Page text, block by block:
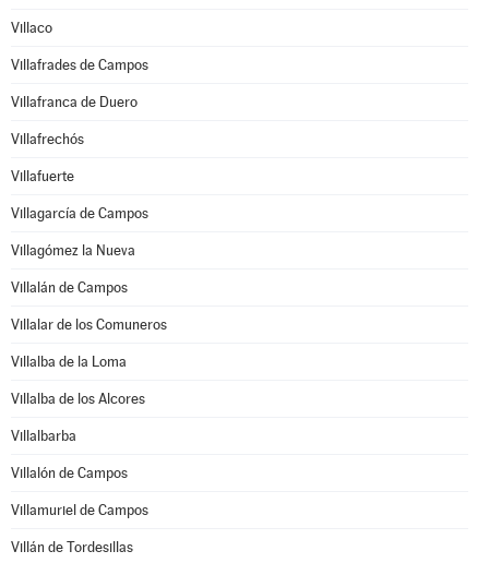
Villaco
Villafrades de Campos
Villafranca de Duero
Villafrechós
Villafuerte
Villagarcía de Campos
Villagómez la Nueva
Villalán de Campos
Villalar de los Comuneros
Villalba de la Loma
Villalba de los Alcores
Villalbarba
Villalón de Campos
Villamuriel de Campos
Villán de Tordesillas